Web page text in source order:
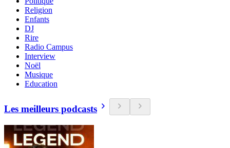
Religion
Enfants
DJ
Rire
Radio Campus
Interview
Noël
Musique
Education
Les meilleurs podcasts